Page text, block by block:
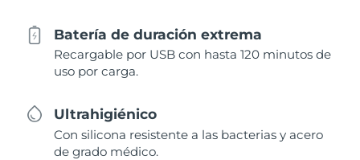
Batería de duración extrema
Recargable por USB con hasta 120 minutos de
uso por carga.
Ultrahigiénico
Con silicona resistente a las bacterias y acero
de grado médico.